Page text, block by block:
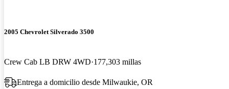
2005 Chevrolet Silverado 3500
Crew Cab LB DRW 4WD 177,303 millas
Entrega a domicilio desde Milwaukie, OR